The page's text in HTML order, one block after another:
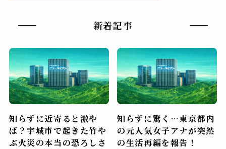
新着記事
知らずに近寄ると激や
ば？宇城市で起きた竹や
ぶ火災の本当の恐ろしさ
知らずに驚く…東京都内
の元人気女子アナが突然
の生活再編を報告！